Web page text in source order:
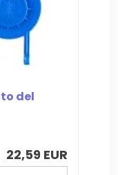
del
22,59 EUR